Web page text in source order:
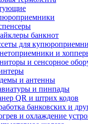
банкнот
для
и
и сенсорное
и антенны
и пинпады
QR и штрих кодов
банковских и
и охлаждение